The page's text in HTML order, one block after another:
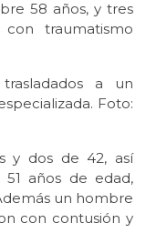
58 años, y tres
traumatismo
a un
Foto:
y dos de 42, así
años de edad,
un hombre
con contusión y